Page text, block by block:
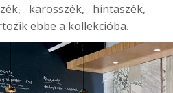
karosszék, hintaszék,
ebbe a kollekcióba.